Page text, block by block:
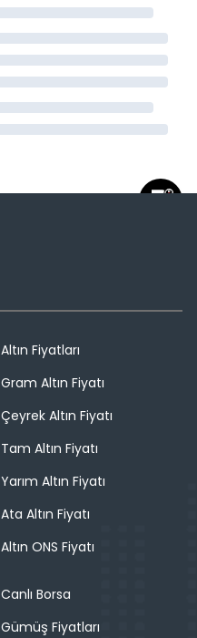
Altın Fiyatları
Gram Altın Fiyatı
Çeyrek Altın Fiyatı
Tam Altın Fiyatı
Yarım Altın Fiyatı
Ata Altın Fiyatı
Altın ONS Fiyatı
Canlı Borsa
Gümüş Fiyatları